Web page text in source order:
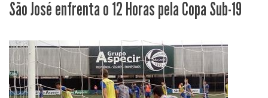
São José enfrenta o 12 Horas pela Copa Sub-19